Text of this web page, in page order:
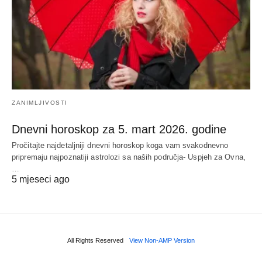
ZANIMLJIVOSTI
Dnevni horoskop za 5. mart 2026. godine
Pročitajte najdetaljniji dnevni horoskop koga vam svakodnevno
pripremaju najpoznatiji astrolozi sa naših područja- Uspjeh za Ovna,
…
5 mjeseci ago
All Rights Reserved View Non-AMP Version